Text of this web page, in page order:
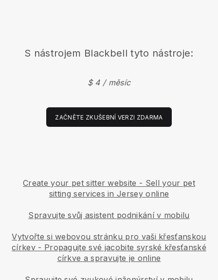
S nástrojem Blackbell tyto nástroje:
$ 4 / měsíc
ZAČNĚTE ZKUŠEBNÍ VERZI ZDARMA
Create your pet sitter website - Sell your pet
sitting services in Jersey online
Spravujte svůj asistent podnikání v mobilu
Vytvořte si webovou stránku pro vaši křesťanskou
církev- Propagujte své jacobite syrské křesťanské
církve a spravujte je online